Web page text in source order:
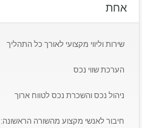
אחת
שירות וליווי מקצועי לאורך כל התהליך
הערכת שווי נכס
ניהול נכס והשכרת נכס לטווח ארוך
חיבור לאנשי מקצוע מהשורה